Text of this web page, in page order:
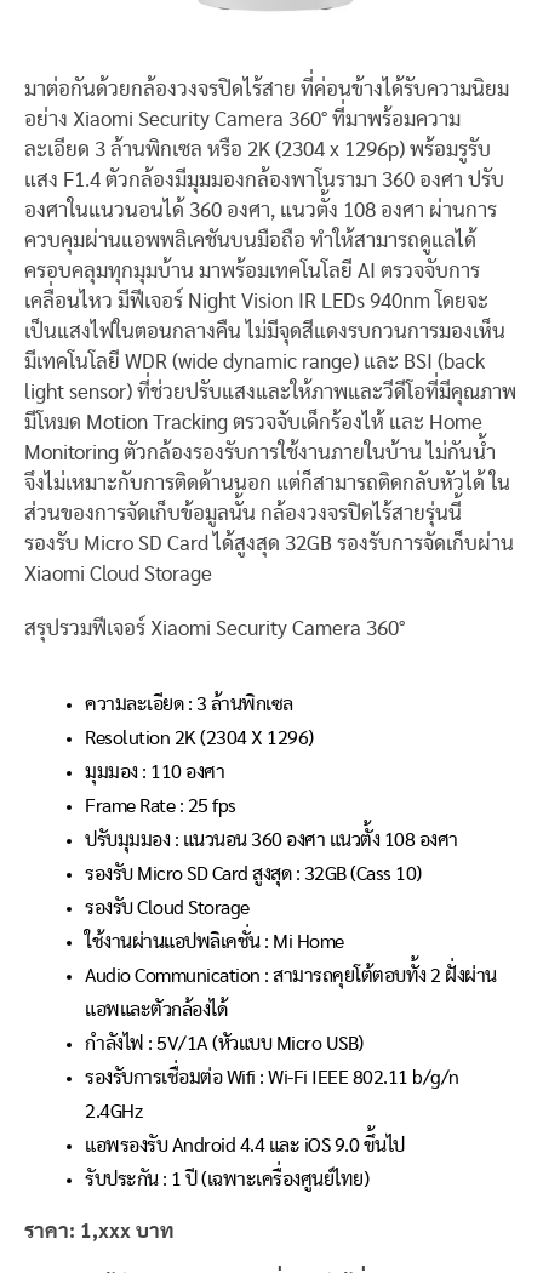
มาต่อกันด้วยกล้องวงจรปิดไร้สาย ที่ค่อนข้างได้รับความนิยม
อย่าง Xiaomi Security Camera 360° ที่มาพร้อมความ
ละเอียด 3 ล้านพิกเซล หรือ 2K (2304 x 1296p) พร้อมรูรับ
แสง F1.4 ตัวกล้องมีมุมมองกล้องพาโนรามา 360 องศา ปรับ
องศาในแนวนอนได้ 360 องศา, แนวตั้ง 108 องศา ผ่านการ
ควบคุมผ่านแอพพลิเคชันบนมือถือ ทำให้สามารถดูแลได้
ครอบคลุมทุกมุมบ้าน มาพร้อมเทคโนโลยี AI ตรวจจับการ
เคลื่อนไหว มีฟีเจอร์ Night Vision IR LEDs 940nm โดยจะ
เป็นแสงไฟในตอนกลางคืน ไม่มีจุดสีแดงรบกวนการมองเห็น
มีเทคโนโลยี WDR (wide dynamic range) และ BSI (back
light sensor) ที่ช่วยปรับแสงและให้ภาพและวีดีโอที่มีคุณภาพ
มีโหมด Motion Tracking ตรวจจับเด็กร้องไห้ และ Home
Monitoring ตัวกล้องรองรับการใช้งานภายในบ้าน ไม่กันน้ำ
จึงไม่เหมาะกับการติดด้านนอก แต่ก็สามารถติดกลับหัวได้ ใน
ส่วนของการจัดเก็บข้อมูลนั้น กล้องวงจรปิดไร้สายรุ่นนี้
รองรับ Micro SD Card ได้สูงสุด 32GB รองรับการจัดเก็บผ่าน
Xiaomi Cloud Storage
สรุปรวมฟีเจอร์ Xiaomi Security Camera 360°
ความละเอียด : 3 ล้านพิกเซล
Resolution 2K (2304 X 1296)
มุมมอง : 110 องศา
Frame Rate : 25 fps
ปรับมุมมอง : แนวนอน 360 องศา แนวตั้ง 108 องศา
รองรับ Micro SD Card สูงสุด : 32GB (Cass 10)
รองรับ Cloud Storage
ใช้งานผ่านแอปพลิเคชั่น : Mi Home
Audio Communication : สามารถคุยโต้ตอบทั้ง 2 ฝั่งผ่าน
แอพและตัวกล้องได้
กำลังไฟ : 5V/1A (หัวแบบ Micro USB)
รองรับการเชื่อมต่อ Wifi : Wi-Fi IEEE 802.11 b/g/n
2.4GHz
แอพรองรับ Android 4.4 และ iOS 9.0 ขึ้นไป
รับประกัน : 1 ปี (เฉพาะเครื่องศูนย์ไทย)
ราคา: 1,xxx บาท